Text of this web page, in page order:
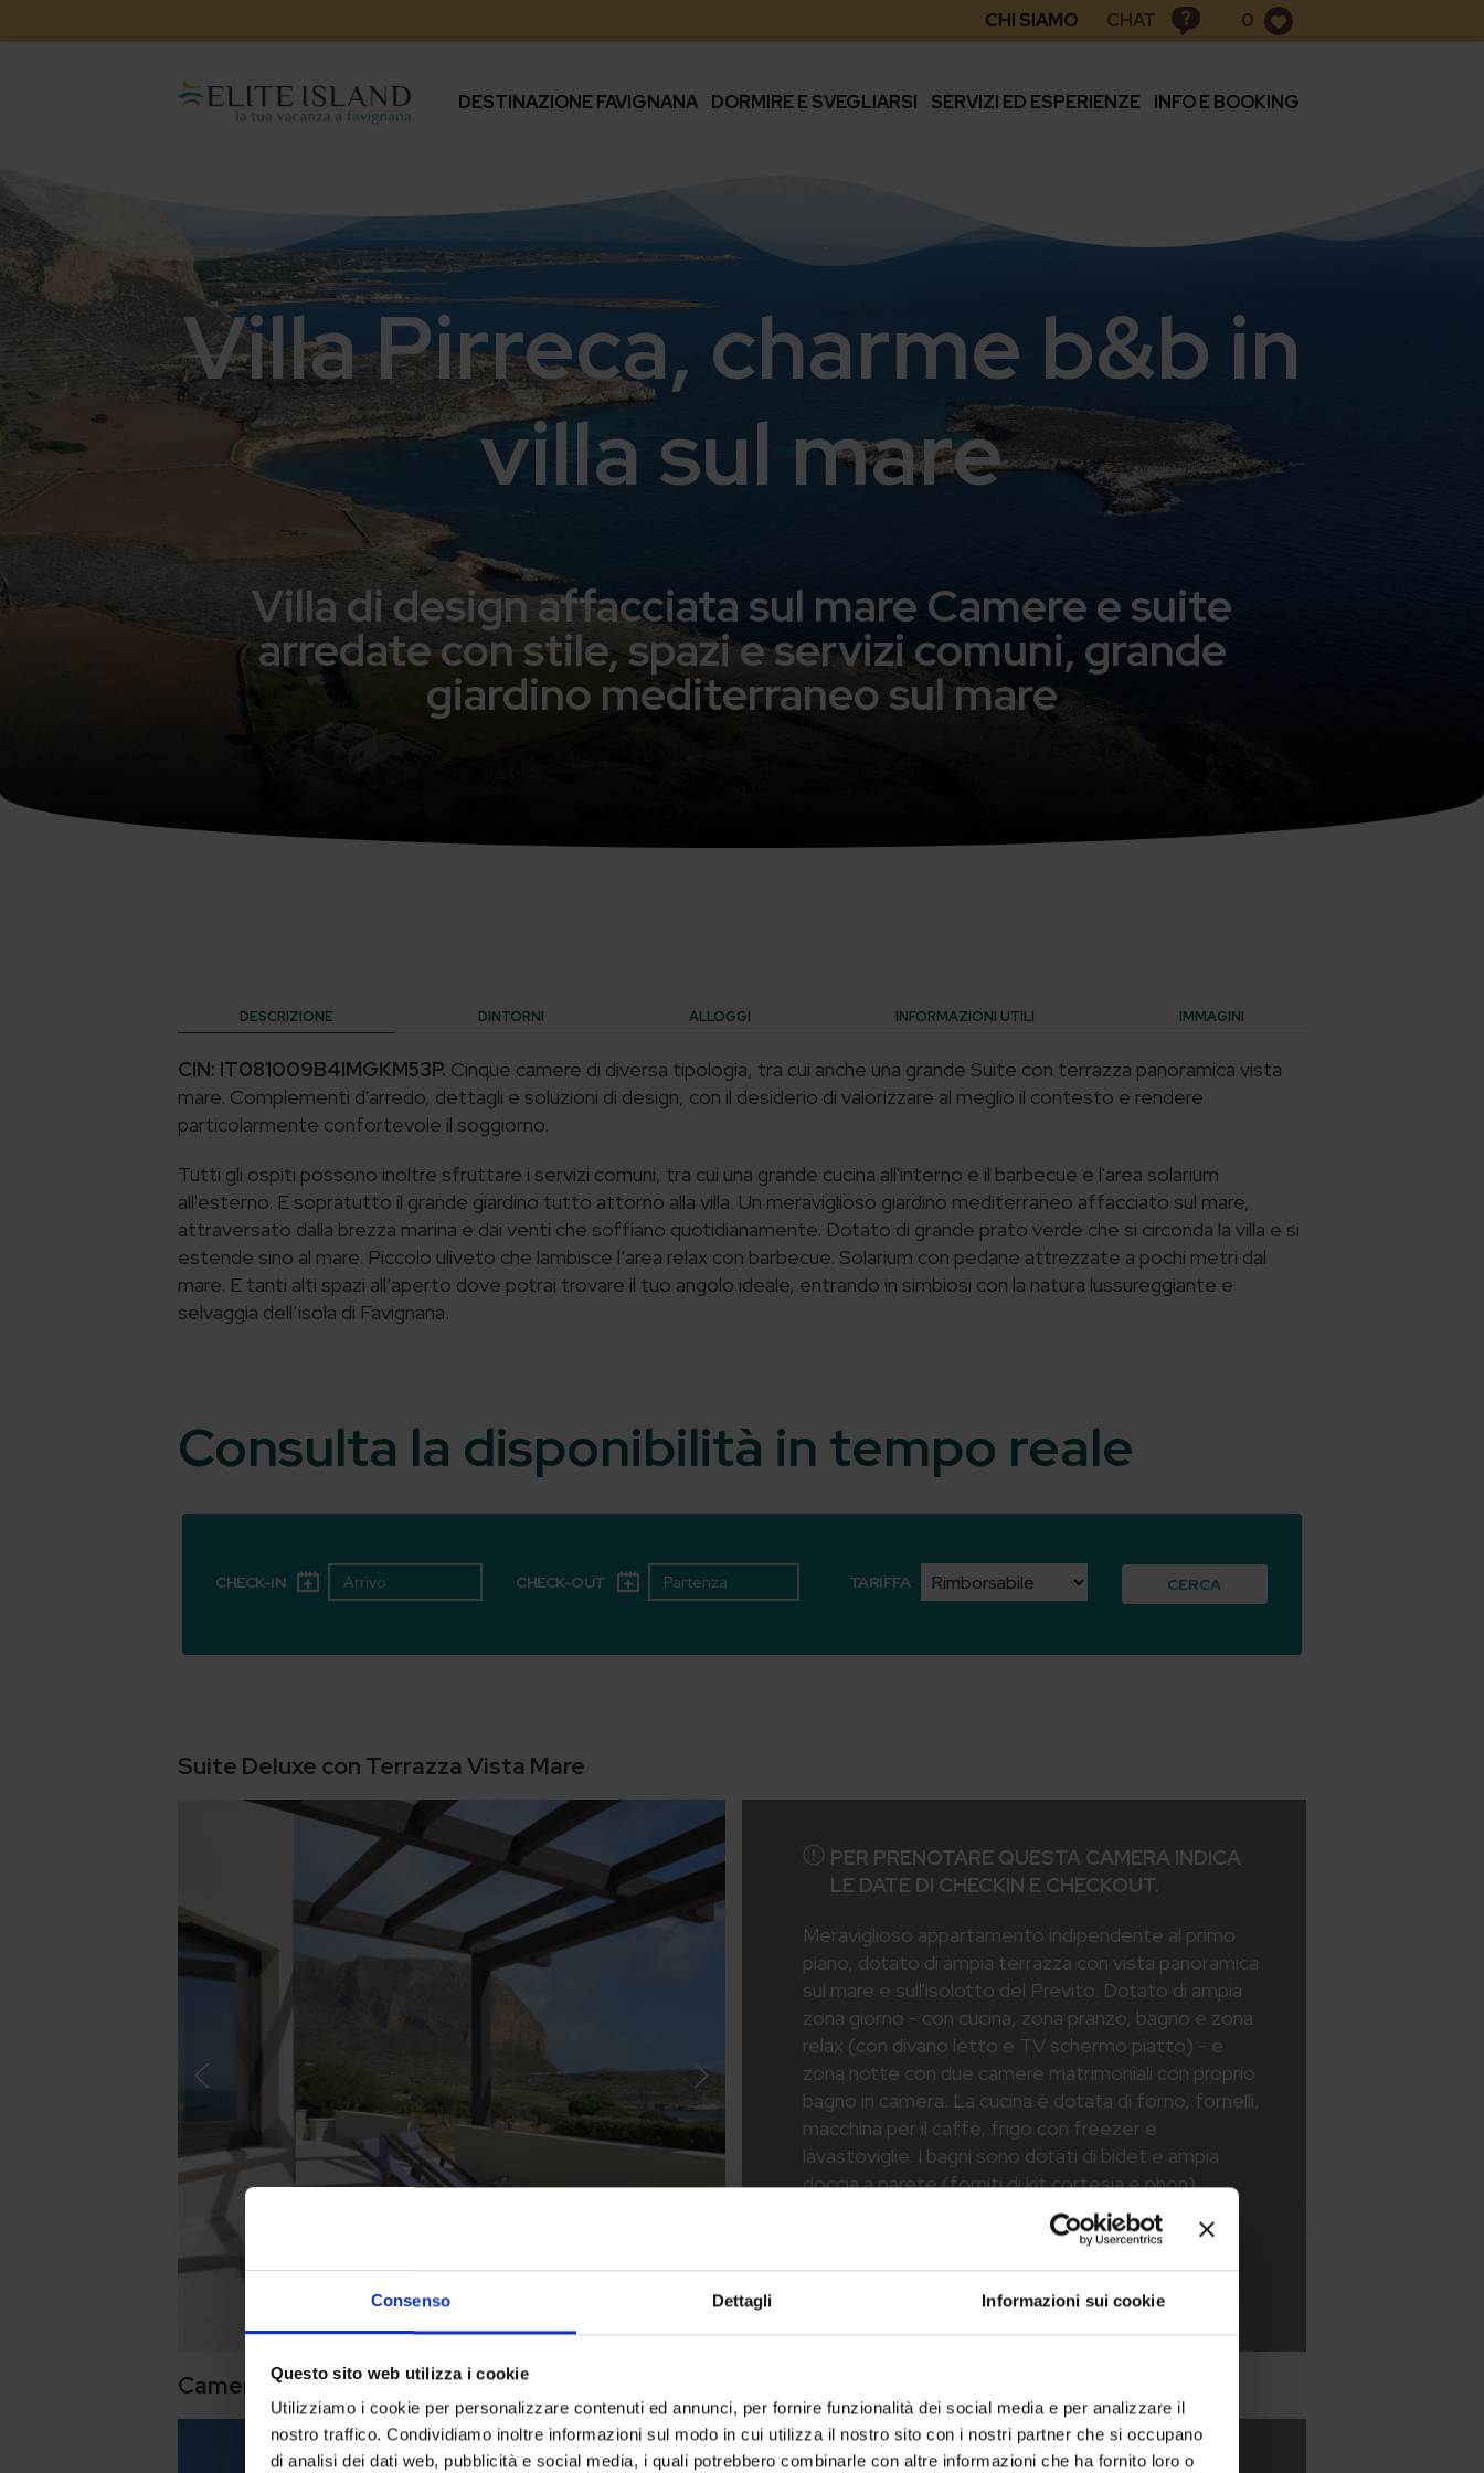
Consenso Dettagli Informazioni sui cookie
Questo sito web utilizza i cookie
Utilizziamo i cookie per personalizzare contenuti ed annunci, per fornire funzionalità dei social media e per analizzare il
nostro traffico. Condividiamo inoltre informazioni sul modo in cui utilizza il nostro sito con i nostri partner che si occupano
di analisi dei dati web, pubblicità e social media, i quali potrebbero combinarle con altre informazioni che ha fornito loro o
CHI SIAMO CHAT 0
DESTINAZIONE FAVIGNANA DORMIRE E SVEGLIARSI SERVIZI ED ESPERIENZE INFO E BOOKING
Villa Pirreca, charme b&b in
villa sul mare
Villa di design affacciata sul mare Camere e suite
arredate con stile, spazi e servizi comuni, grande
giardino mediterraneo sul mare
DESCRIZIONE DINTORNI ALLOGGI INFORMAZIONI UTILI IMMAGINI
CIN: IT081009B4IMGKM53P. Cinque camere di diversa tipologia, tra cui anche una grande Suite con terrazza panoramica vista
mare. Complementi d'arredo, dettagli e soluzioni di design, con il desiderio di valorizzare al meglio il contesto e rendere
particolarmente confortevole il soggiorno.
Tutti gli ospiti possono inoltre sfruttare i servizi comuni, tra cui una grande cucina all'interno e il barbecue e l'area solarium
all'esterno. E sopratutto il grande giardino tutto attorno alla villa. Un meraviglioso giardino mediterraneo affacciato sul mare,
attraversato dalla brezza marina e dai venti che soffiano quotidianamente. Dotato di grande prato verde che si circonda la villa e si
estende sino al mare. Piccolo uliveto che lambisce l’area relax con barbecue. Solarium con pedane attrezzate a pochi metri dal
mare. E tanti alti spazi all’aperto dove potrai trovare il tuo angolo ideale, entrando in simbiosi con la natura lussureggiante e
selvaggia dell’isola di Favignana.
Consulta la disponibilità in tempo reale
CHECK-IN CHECK-OUT TARIFFA CERCA
Suite Deluxe con Terrazza Vista Mare
PER PRENOTARE QUESTA CAMERA INDICA
LE DATE DI CHECKIN E CHECKOUT.
Meraviglioso appartamento indipendente al primo
piano, dotato di ampia terrazza con vista panoramica
sul mare e sull'isolotto del Previto. Dotato di ampia
zona giorno - con cucina, zona pranzo, bagno e zona
relax (con divano letto e TV schermo piatto) - e
zona notte con due camere matrimoniali con proprio
bagno in camera. La cucina è dotata di forno, fornelli,
macchina per il caffè, frigo con freezer e
lavastoviglie. I bagni sono dotati di bidet e ampia
doccia a parete (forniti di kit cortesia e phon).
Camera Deluxe con Veranda Vista Mare